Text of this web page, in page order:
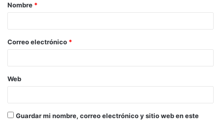
r
*
Nombre *
Correo electrónico *
Web
Guardar mi nombre, correo electrónico y sitio web en este